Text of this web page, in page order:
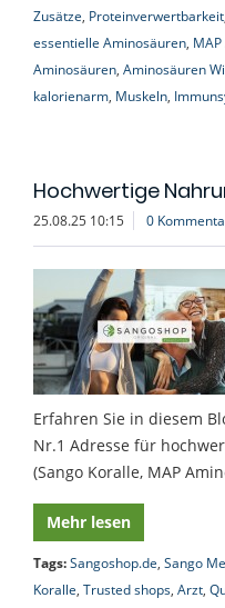
Zusätze, Proteinverwertbarkeit
essentielle Aminosäuren,
Aminosäuren, Aminosäuren
kalorienarm, Muskeln,
Hochwertige
25.08.25 10:15 0
Erfahren Sie in diesem
Nr.1 Adresse für
(Sango Koralle, MAP
Mehr lesen
Tags:Sangoshop.de, Sango
Koralle, Trusted shops, Arzt,